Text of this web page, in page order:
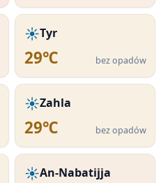
☀️Tyr
29℃ bez opadów
☀️Zahla
29℃ bez opadów
☀️An-Nabatijja